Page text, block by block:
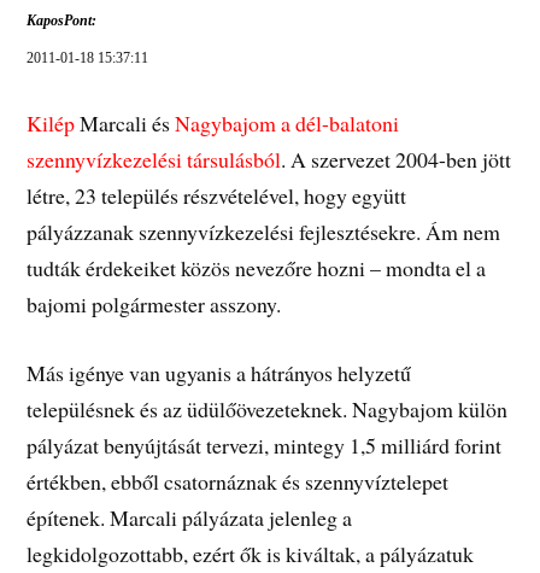
KaposPont:
2011-01-18 15:37:11
KilépMarcali ésNagybajom a dél-balatoni
szennyvízkezelési társulásból. A szervezet 2004-ben jött
létre, 23 település részvételével, hogy együtt
pályázzanak szennyvízkezelési fejlesztésekre. Ám nem
tudták érdekeiket közös nevezőre hozni – mondta el a
bajomi polgármester asszony.
Más igénye van ugyanis a hátrányos helyzetű
településnek és az üdülőövezeteknek. Nagybajom külön
pályázat benyújtását tervezi, mintegy 1,5 milliárd forint
értékben, ebből csatornáznak és szennyvíztelepet
építenek. Marcali pályázata jelenleg a
legkidolgozottabb, ezért ők is kiváltak, a pályázatuk